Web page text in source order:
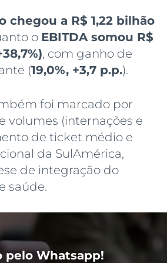
chegou a R$ 1,22 bilhão
o EBITDA somou R$
, com ganho de
(19,0%, +3,7 p.p.).
foi marcado por
volumes (internações e
de ticket médio e
da SulAmérica,
de integração do
saúde.
pelo Whatsapp!